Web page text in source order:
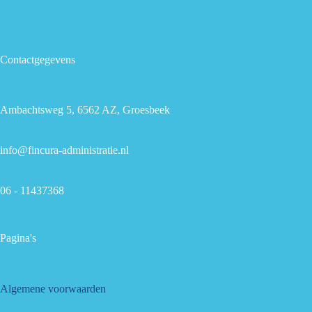
Contactgegevens
Ambachtsweg 5, 6562 AZ, Groesbeek
info@fincura-administratie.nl
06 - 11437368
Pagina's
Algemene voorwaarden